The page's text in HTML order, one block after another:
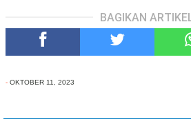
BAGIKAN
- OKTOBER 11, 2023